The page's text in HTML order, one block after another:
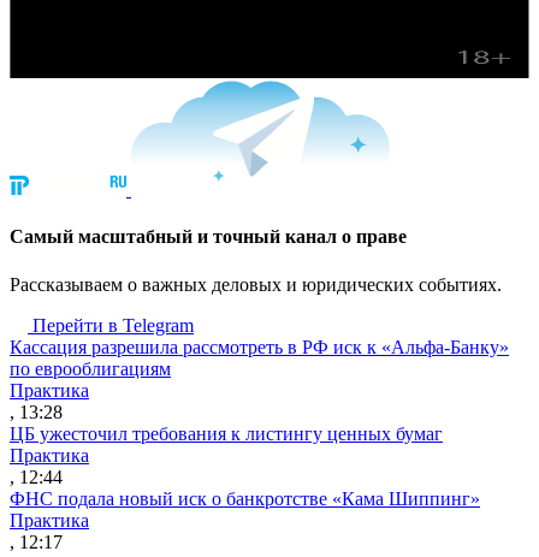
Cамый масштабный и точный канал о праве
Рассказываем о важных деловых и юридических событиях.
Перейти в Telegram
Кассация разрешила рассмотреть в РФ иск к «Альфа-Банку»
по еврооблигациям
Практика
, 13:28
ЦБ ужесточил требования к листингу ценных бумаг
Практика
, 12:44
ФНС подала новый иск о банкротстве «Кама Шиппинг»
Практика
, 12:17